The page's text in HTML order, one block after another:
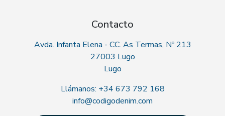
Contacto
Avda. Infanta Elena - CC. As Termas, Nº 213
27003 Lugo
Lugo
Llámanos: +34 673 792 168
info@codigodenim.com